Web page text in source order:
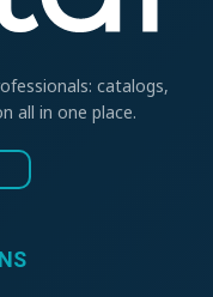
catalogs,
all in one place.